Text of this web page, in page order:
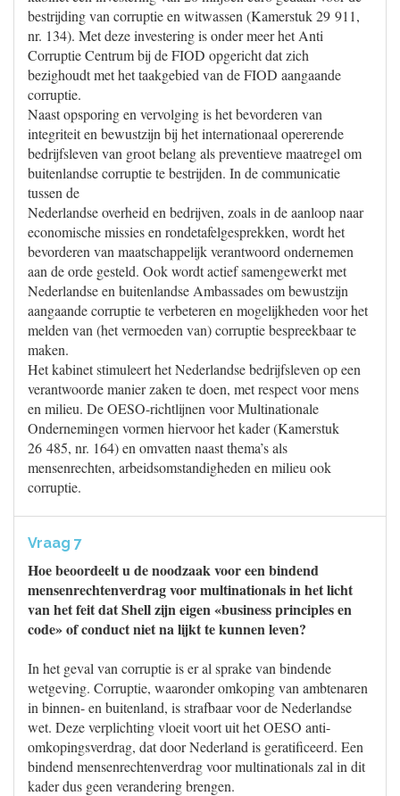
bestrijding van corruptie en witwassen (Kamerstuk 29 911,
nr. 134). Met deze investering is onder meer het Anti
Corruptie Centrum bij de FIOD opgericht dat zich
bezighoudt met het taakgebied van de FIOD aangaande
corruptie.
Naast opsporing en vervolging is het bevorderen van
integriteit en bewustzijn bij het internationaal opererende
bedrijfsleven van groot belang als preventieve maatregel om
buitenlandse corruptie te bestrijden. In de communicatie
tussen de
Nederlandse overheid en bedrijven, zoals in de aanloop naar
economische missies en rondetafelgesprekken, wordt het
bevorderen van maatschappelijk verantwoord ondernemen
aan de orde gesteld. Ook wordt actief samengewerkt met
Nederlandse en buitenlandse Ambassades om bewustzijn
aangaande corruptie te verbeteren en mogelijkheden voor het
melden van (het vermoeden van) corruptie bespreekbaar te
maken.
Het kabinet stimuleert het Nederlandse bedrijfsleven op een
verantwoorde manier zaken te doen, met respect voor mens
en milieu. De OESO-richtlijnen voor Multinationale
Ondernemingen vormen hiervoor het kader (Kamerstuk
26 485, nr. 164) en omvatten naast thema’s als
mensenrechten, arbeidsomstandigheden en milieu ook
corruptie.
Vraag 7
Hoe beoordeelt u de noodzaak voor een bindend
mensenrechtenverdrag voor multinationals in het licht
van het feit dat Shell zijn eigen «business principles en
code» of conduct niet na lijkt te kunnen leven?
In het geval van corruptie is er al sprake van bindende
wetgeving. Corruptie, waaronder omkoping van ambtenaren
in binnen- en buitenland, is strafbaar voor de Nederlandse
wet. Deze verplichting vloeit voort uit het OESO anti-
omkopingsverdrag, dat door Nederland is geratificeerd. Een
bindend mensenrechtenverdrag voor multinationals zal in dit
kader dus geen verandering brengen.